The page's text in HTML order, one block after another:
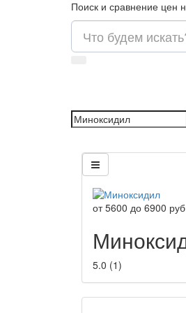
Поиск и сравнение цен
от5600 до 6900 руб
5.0 (1)